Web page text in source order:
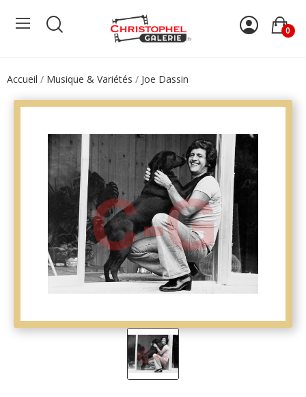
0
Accueil Musique & Variétés Joe Dassin